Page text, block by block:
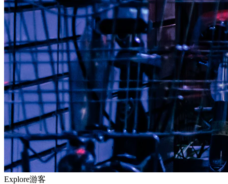
Explore游客